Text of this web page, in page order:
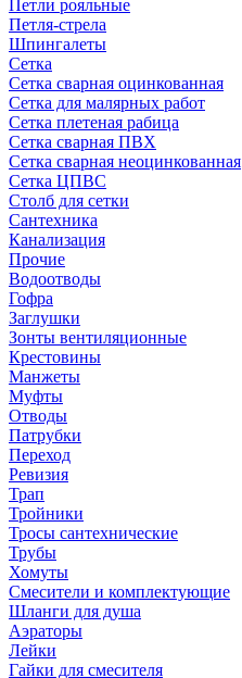
Петли рояльные
Петля-стрела
Шпингалеты
Сетка
Сетка сварная оцинкованная
Сетка для малярных работ
Сетка плетеная рабица
Сетка сварная ПВХ
Сетка сварная неоцинкованная
Сетка ЦПВС
Столб для сетки
Сантехника
Канализация
Прочие
Водоотводы
Гофра
Заглушки
Зонты вентиляционные
Крестовины
Манжеты
Муфты
Отводы
Патрубки
Переход
Ревизия
Трап
Тройники
Тросы сантехнические
Трубы
Хомуты
Смесители и комплектующие
Шланги для душа
Аэраторы
Лейки
Гайки для смесителя